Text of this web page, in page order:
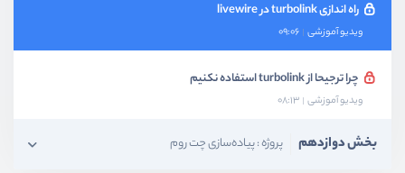
راه اندازی turbolink در livewire
ویدیو آموزشی 09:06
چرا ترجیحا از turbolink استفاده نکنیم
ویدیو آموزشی 08:13
بخش دوازدهم پروژه : پیاده‌سازی چت روم